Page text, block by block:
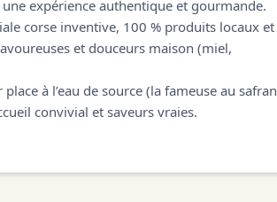
expérience authentique et gourmande.
corse inventive, 100 % produits locaux et
et douceurs maison (miel,
à l’eau de source (la fameuse au safran
convivial et saveurs vraies.